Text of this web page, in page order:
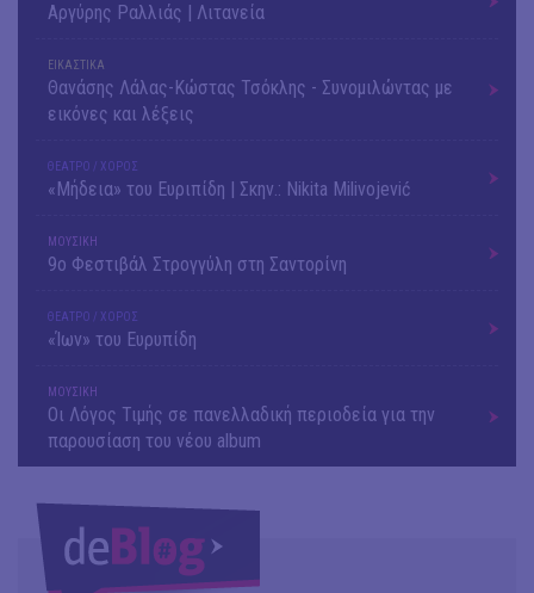
Αργύρης Ραλλιάς | Λιτανεία
ΕΙΚΑΣΤΙΚΑ
Θανάσης Λάλας-Κώστας Τσόκλης - Συνομιλώντας με
εικόνες και λέξεις
ΘΕΑΤΡΟ / ΧΟΡΟΣ
«Μήδεια» του Ευριπίδη | Σκην.: Nikita Milivojević
ΜΟΥΣΙΚΗ
9o Φεστιβάλ Στρογγύλη στη Σαντορίνη
ΘΕΑΤΡΟ / ΧΟΡΟΣ
«Ίων» του Ευρυπίδη
ΜΟΥΣΙΚΗ
Οι Λόγος Τιμής σε πανελλαδική περιοδεία για την
παρουσίαση του νέου album